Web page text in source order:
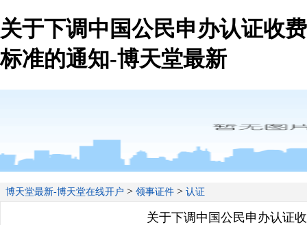
关于下调中国公民申办认证收费
标准的通知-博天堂最新
博天堂最新-博天堂在线开户 > 领事证件 > 认证
关于下调中国公民申办认证